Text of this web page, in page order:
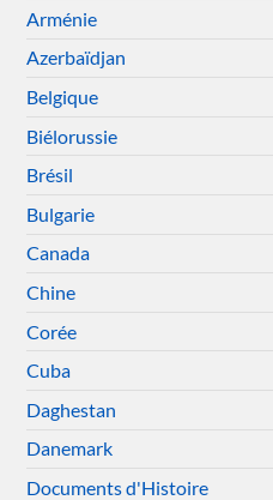
Arménie
Azerbaïdjan
Belgique
Biélorussie
Brésil
Bulgarie
Canada
Chine
Corée
Cuba
Daghestan
Danemark
Documents d'Histoire